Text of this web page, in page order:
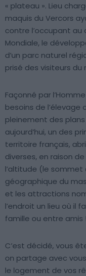
« plateau ». Lieu
maquis du Vercors
contre l’occupant au
Mondiale, le
d’un parc naturel
prisé des visiteurs du
Façonné par
besoins de l’élevage
pleinement des
aujourd’hui, un des
territoire français,
diverses, en raison
l’altitude (le sommet
géographique du
et les attractions
l’endroit un lieu où il
famille ou entre amis !
C’est décidé, vous
on partage avec
le logement de vos